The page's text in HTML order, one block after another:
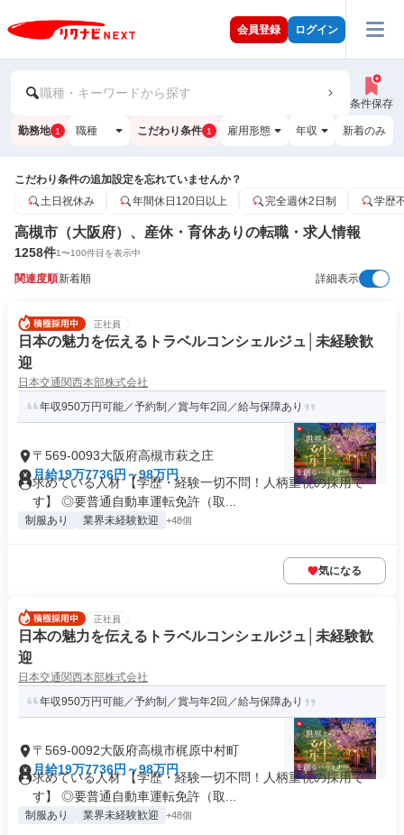
会員登録 ログイン
職種・キーワードから探す
条件保存
勤務地 1 職種 こだわり条件 1 雇用形態 年収 新着のみ
こだわり条件の追加設定を忘れていませんか？
土日祝休み
年間休日120日以上 完全週休2日制 学歴
高槻市（大阪府）、産休・育休ありの転職・求人情報
1258件1〜100件目を表示中
関連度順新着順 詳細表示
正社員
日本の魅力を伝えるトラベルコンシェルジュ│未経験歓
迎
日本交通関西本部株式会社
年収950万円可能／予約制／賞与年2回／給与保障あり
〒569-0093大阪府高槻市萩之庄
月給19万7736円～98万円
求めている人材 【学歴・経験一切不問！人柄重視の採用で
す】 ◎要普通自動車運転免許（取...
制服あり 業界未経験歓迎 +48個
気になる
正社員
日本の魅力を伝えるトラベルコンシェルジュ│未経験歓
迎
日本交通関西本部株式会社
年収950万円可能／予約制／賞与年2回／給与保障あり
〒569-0092大阪府高槻市梶原中村町
月給19万7736円～98万円
求めている人材 【学歴・経験一切不問！人柄重視の採用で
す】 ◎要普通自動車運転免許（取...
制服あり 業界未経験歓迎 +48個